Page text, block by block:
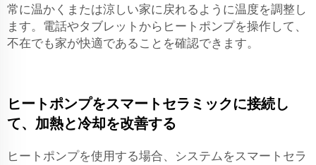
常に温かくまたは涼しい家に戻れるように温度を調整し
ます。電話やタブレットからヒートポンプを操作して、
不在でも家が快適であることを確認できます。
ヒートポンプをスマートセラミックに接続し
て、加熱と冷却を改善する
ヒートポンプを使用する場合、システムをスマートセラ